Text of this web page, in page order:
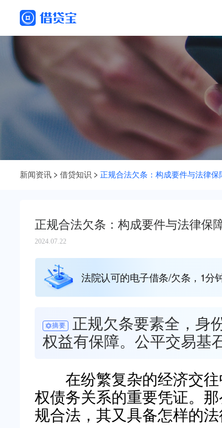
新闻资讯 借贷知识 正规合法欠条：构成要件与法律保
正规合法欠条：构成要件与法律保
2024.07.22
法院认可的电子借条/欠条，1分
摘要
正规欠条要素全，身
权益有保障。公平交易基
在纷繁复杂的经济交往
权债务关系的重要凭证。
规合法，其又具备怎样的